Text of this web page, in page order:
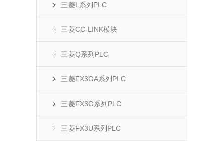
三菱L系列PLC
三菱CC-LINK模块
三菱Q系列PLC
三菱FX3GA系列PLC
三菱FX3G系列PLC
三菱FX3U系列PLC